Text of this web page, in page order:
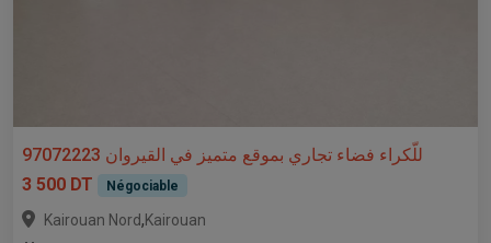
للّكراء فضاء تجاري بموقع متميز في القيروان 97072223
3 500 DT
Négociable
Kairouan Nord,Kairouan